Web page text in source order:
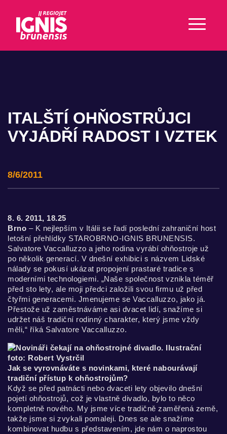
ITALŠTÍ OHŇOSTRŮJCI
VYJÁDŘÍ RADOST I VZTEK
8/6/2011
8. 6. 2011, 18.25
Brno – K nejlepším v Itálii se řadí poslední zahraniční host
letošní přehlídky STAROBRNO-IGNIS BRUNENSIS.
Salvatore Vaccalluzzo a jeho rodina vyrábí ohňostroje už
po několik generací. V dnešní exhibici s názvem Lidské
nálady se pokusí ukázat propojení prastaré tradice s
moderními technologiemi. „Naše společnost vznikla téměř
před sto lety, ale moji předci založili svou firmu už před
čtyřmi generacemi. Jmenujeme se Vaccalluzzo, jako já.
Přestože už zaměstnáváme asi dvacet lidí, snažíme si
udržet náš tradiční rodinný charakter, který jsme vždy
měli,“ říká Salvatore Vaccalluzzo.
Jak se vyrovnáváte s novinkami, které nabourávají
tradiční přístup k ohňostrojům?
Když se před patnácti nebo dvaceti lety objevilo dnešní
pojetí ohňostrojů, což je vlastně divadlo, bylo to něco
kompletně nového. My jsme více tradičně zaměřená země,
takže jsme si zvykali pomaleji. Dnes se ale snažíme
kombinovat hudbu s představením, jde nám o naprostou